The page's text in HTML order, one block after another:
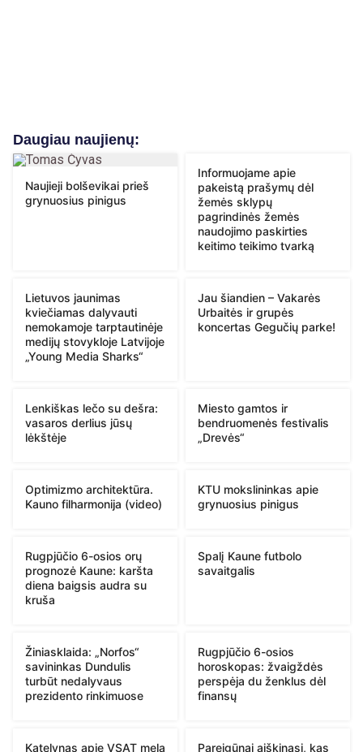
Daugiau naujienų:
Naujieji bolševikai prieš
grynuosius pinigus
Informuojame apie
pakeistą prašymų dėl
žemės sklypų
pagrindinės žemės
naudojimo paskirties
keitimo teikimo tvarką
Lietuvos jaunimas
kviečiamas dalyvauti
nemokamoje tarptautinėje
medijų stovykloje Latvijoje
„Young Media Sharks“
Jau šiandien – Vakarės
Urbaitės ir grupės
koncertas Gegučių parke!
Lenkiškas lečo su dešra:
vasaros derlius jūsų
lėkštėje
Miesto gamtos ir
bendruomenės festivalis
„Drevės“
Optimizmo architektūra.
Kauno filharmonija (video)
KTU mokslininkas apie
grynuosius pinigus
Rugpjūčio 6-osios orų
prognozė Kaune: karšta
diena baigsis audra su
kruša
Spalį Kaune futbolo
savaitgalis
Žiniasklaida: „Norfos“
savininkas Dundulis
turbūt nedalyvaus
prezidento rinkimuose
Rugpjūčio 6-osios
horoskopas: žvaigždės
perspėja du ženklus dėl
finansų
Katelynas apie VSAT melą Pareigūnai aiškinasi, kas